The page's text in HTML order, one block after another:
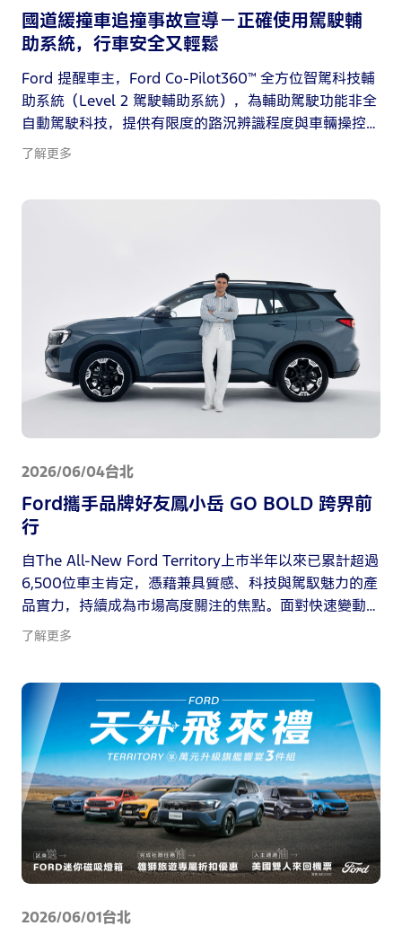
國道緩撞車追撞事故宣導－正確使用駕駛輔
助系統，行車安全又輕鬆
Ford 提醒車主，Ford Co-Pilot360™ 全方位智駕科技輔
助系統（Level 2 駕駛輔助系統），為輔助駕駛功能非全
自動駕駛科技，提供有限度的路況辨識程度與車輛操控
介入能力，無法取代駕駛人判斷與掌握能力，請勿過度
了解更多
2026/06/04台北
Ford攜手品牌好友鳳小岳 GO BOLD 跨界前
行
自The All-New Ford Territory上市半年以來已累計超過
6,500位車主肯定，憑藉兼具質感、科技與駕馭魅力的產
品實力，持續成為市場高度關注的焦點。面對快速變動
的市場環境與日益多元的消費期待，福特六和始終選擇
態度，同時展現持續深耕台灣市場的長期承諾。
了解更多
2026/06/01台北